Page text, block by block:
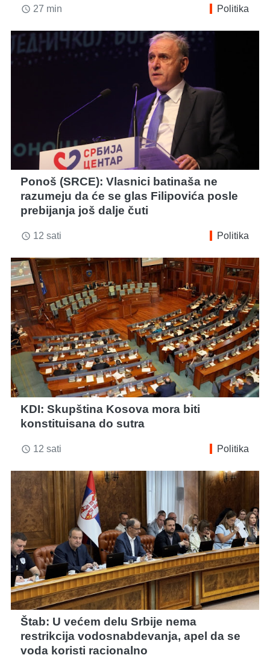
access_time 27 min Politika
Ponoš (SRCE): Vlasnici batinaša ne
razumeju da će se glas Filipovića posle
prebijanja još dalje čuti
access_time 12 sati Politika
KDI: Skupština Kosova mora biti
konstituisana do sutra
access_time 12 sati Politika
Štab: U većem delu Srbije nema
restrikcija vodosnabdevanja, apel da se
voda koristi racionalno